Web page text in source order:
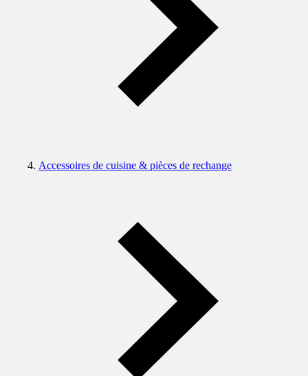
Accessoires de cuisine & pièces de rechange